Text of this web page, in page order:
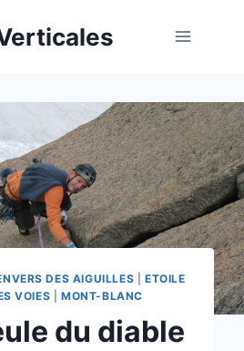
DES AIGUILLES |ETOILE
VOIES |MONT-BLANC
du diable